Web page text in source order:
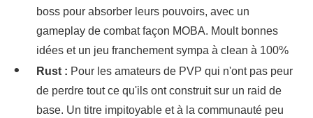
boss pour absorber leurs pouvoirs, avec un
gameplay de combat façon MOBA. Moult bonnes
idées et un jeu franchement sympa à clean à 100%
Rust : Pour les amateurs de PVP qui n'ont pas peur
de perdre tout ce qu'ils ont construit sur un raid de
base. Un titre impitoyable et à la communauté peu